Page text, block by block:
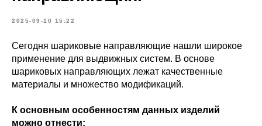
2025-09-10 15:22
Сегодня шариковые направляющие нашли широкое
применение для выдвижных систем. В основе
шариковых направляющих лежат качественные
материалы и множество модификаций.
К основным особенностям данных изделий
можно отнести: